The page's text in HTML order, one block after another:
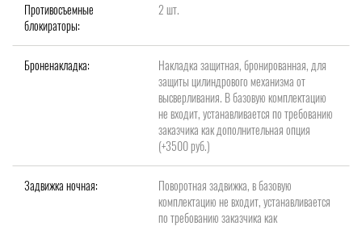
Противосъемные
блокираторы:
2 шт.
Броненакладка:
Накладка защитная, бронированная, для
защиты цилиндрового механизма от
высверливания. В базовую комплектацию
не входит, устанавливается по требованию
заказчика как дополнительная опция
(+3500 руб.)
Задвижка ночная:
Поворотная задвижка, в базовую
комплектацию не входит, устанавливается
по требованию заказчика как